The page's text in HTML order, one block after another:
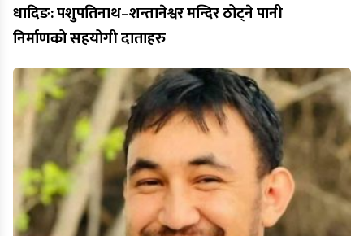
धादिङ: पशुपतिनाथ–शन्तानेश्वर मन्दिर ठोट्ने पानी
निर्माणको सहयोगी दाताहरु